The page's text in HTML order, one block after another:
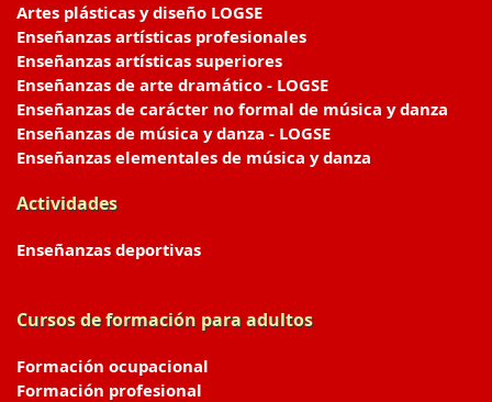
Artes plásticas y diseño LOGSE
Enseñanzas artísticas profesionales
Enseñanzas artísticas superiores
Enseñanzas de arte dramático - LOGSE
Enseñanzas de carácter no formal de música y danza
Enseñanzas de música y danza - LOGSE
Enseñanzas elementales de música y danza
Actividades
Enseñanzas deportivas
Cursos de formación para adultos
Formación ocupacional
Formación profesional